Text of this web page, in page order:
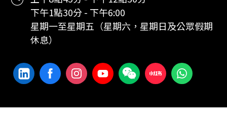
下午1點30分 - 下午6:00
星期一至星期五（星期六，星期日及公眾假期
休息）